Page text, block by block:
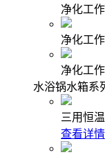
净化工作
净化工作
净化工作
水浴锅水箱系
三用恒
查看详情